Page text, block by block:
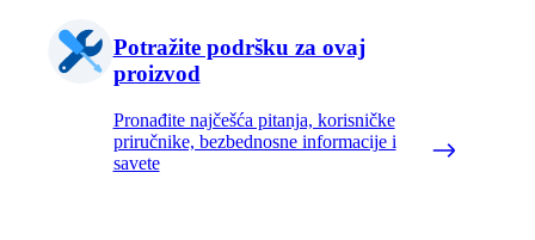
Potražite podršku za ovaj
proizvod
Pronađite najčešća pitanja, korisničke
priručnike, bezbednosne informacije i
savete